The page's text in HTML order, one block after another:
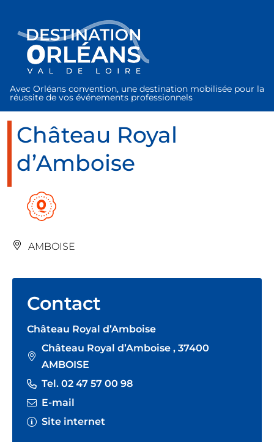
Avec Orléans convention, une destination mobilisée pour la
réussite de vos événements professionnels
Château Royal
d’Amboise
AMBOISE
Contact
Château Royal d’Amboise
Château Royal d’Amboise , 37400
AMBOISE
Tel. 02 47 57 00 98
E-mail
Site internet